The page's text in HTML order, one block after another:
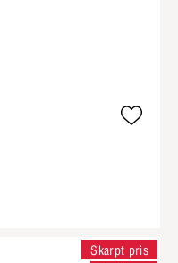
Skarpt pris